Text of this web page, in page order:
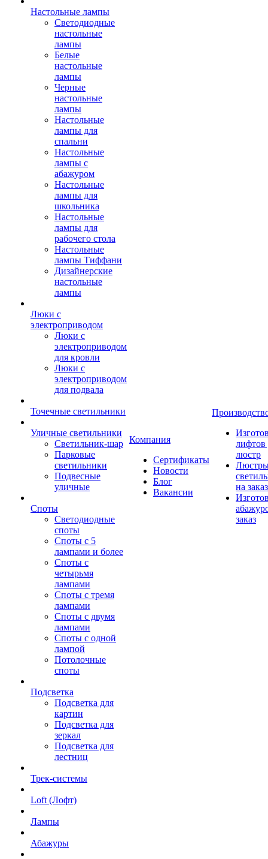
Настольные лампы
Светодиодные
настольные
лампы
Белые
настольные
лампы
Черные
настольные
лампы
Настольные
лампы для
спальни
Настольные
лампы с
абажуром
Настольные
лампы для
школьника
Настольные
лампы для
рабочего стола
Настольные
лампы Тиффани
Дизайнерские
настольные
лампы
Люки с
электроприводом
Люки с
электроприводом
для кровли
Люки с
электроприводом
для подвала
Точечные светильники
Уличные светильники
Светильник-шар
Парковые
светильники
Подвесные
уличные
Споты
Светодиодные
споты
Споты с 5
лампами и более
Споты с
четырьмя
лампами
Споты с тремя
лампами
Споты с двумя
лампами
Споты с одной
лампой
Потолочные
споты
Подсветка
Подсветка для
картин
Подсветка для
зеркал
Подсветка для
лестниц
Трек-системы
Loft (Лофт)
Лампы
Абажуры
Компания
Сертификаты
Новости
Блог
Вакансии
лифтов
люстр
на заказ
заказ